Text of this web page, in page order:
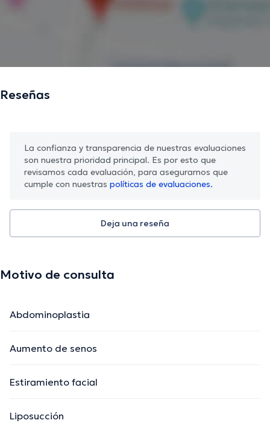
Reseñas
La confianza y transparencia de nuestras evaluaciones
son nuestra prioridad principal. Es por esto que
revisamos cada evaluación, para asegurarnos que
cumple con nuestras políticas de evaluaciones.
Deja una reseña
Motivo de consulta
Abdominoplastia
Aumento de senos
Estiramiento facial
Liposucción